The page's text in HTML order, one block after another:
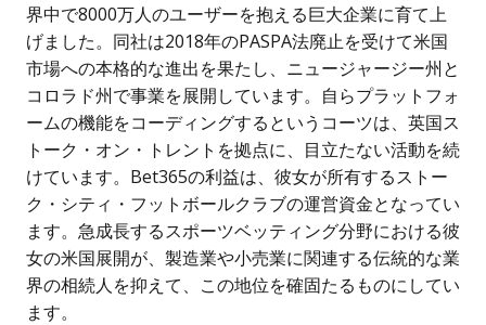
界中で8000万人のユーザーを抱える巨大企業に育て上
げました。同社は2018年のPASPA法廃止を受けて米国
市場への本格的な進出を果たし、ニュージャージー州と
コロラド州で事業を展開しています。自らプラットフォ
ームの機能をコーディングするというコーツは、英国ス
トーク・オン・トレントを拠点に、目立たない活動を続
けています。Bet365の利益は、彼女が所有するストー
ク・シティ・フットボールクラブの運営資金となってい
ます。急成長するスポーツベッティング分野における彼
女の米国展開が、製造業や小売業に関連する伝統的な業
界の相続人を抑えて、この地位を確固たるものにしてい
ます。